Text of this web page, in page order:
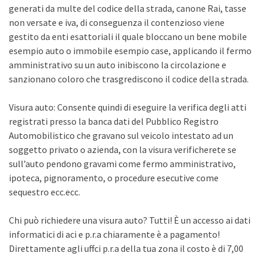
generati da multe del codice della strada, canone Rai, tasse
non versate e iva, di conseguenza il contenzioso viene
gestito da enti esattoriali il quale bloccano un bene mobile
esempio auto o immobile esempio case, applicando il fermo
amministrativo su un auto inibiscono la circolazione e
sanzionano coloro che trasgrediscono il codice della strada.
Visura auto: Consente quindi di eseguire la verifica degli atti
registrati presso la banca dati del Pubblico Registro
Automobilistico che gravano sul veicolo intestato ad un
soggetto privato o azienda, con la visura verificherete se
sull’auto pendono gravami come fermo amministrativo,
ipoteca, pignoramento, o procedure esecutive come
sequestro ecc.ecc.
Chi può richiedere una visura auto? Tutti! È un accesso ai dati
informatici di aci e p.r.a chiaramente è a pagamento!
Direttamente agli uffci p.r.a della tua zona il costo è di 7,00